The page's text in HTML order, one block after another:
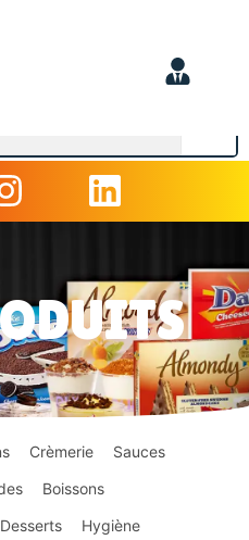
Crèmerie
Sauces
Boissons
Desserts
Hygiène